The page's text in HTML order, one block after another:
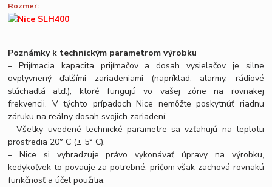
Rozmer:
Poznámky k technickým parametrom výrobku
– Prijímacia kapacita prijímačov a dosah vysielačov je silne
ovplyvnený ďalšími zariadeniami (napríklad: alarmy, rádiové
slúchadlá atď.), ktoré fungujú vo vašej zóne na rovnakej
frekvencii. V týchto prípadoch Nice nemôžte poskytnúť riadnu
záruku na reálny dosah svojich zariadení.
– Všetky uvedené technické parametre sa vzťahujú na teplotu
prostredia 20° C (± 5° C).
– Nice si vyhradzuje právo vykonávať úpravy na výrobku,
kedykoľvek to povauje za potrebné, pričom však zachová rovnakú
funkčnosť a účel použitia.